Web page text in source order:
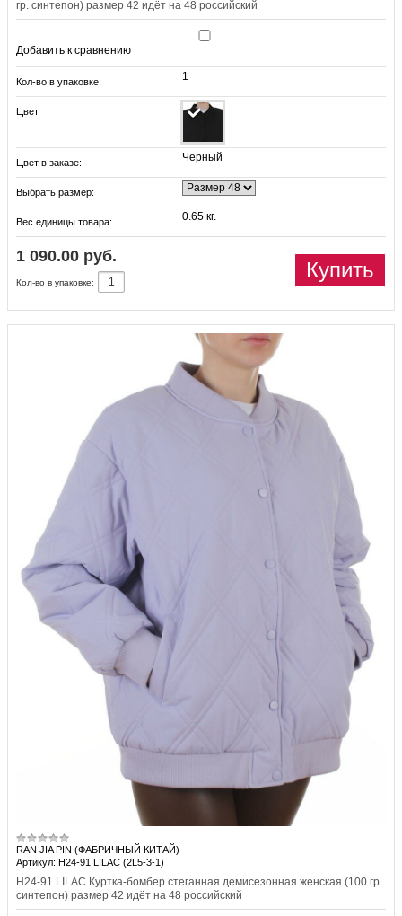
гр. синтепон) размер 42 идёт на 48 российский
Добавить к сравнению
Кол-во в упаковке: 1
Цвет
Цвет в заказе: Черный
Выбрать размер:
Вес единицы товара: 0.65 кг.
1 090.00 руб.
Купить
Кол-во в упаковке:
RAN JIA PIN (ФАБРИЧНЫЙ КИТАЙ)
Артикул: H24-91 LILAC (2L5-3-1)
H24-91 LILAC Куртка-бомбер стеганная демисезонная женская (100 гр.
синтепон) размер 42 идёт на 48 российский